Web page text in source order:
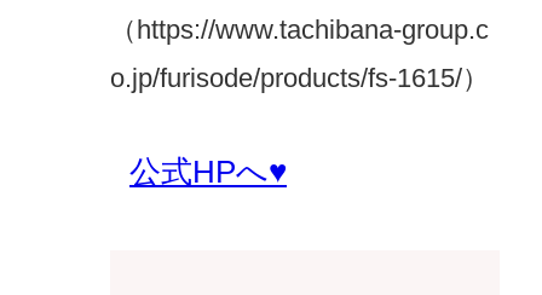
（https://www.tachibana-group.c
o.jp/furisode/products/fs-1615/）
公式HPへ♥